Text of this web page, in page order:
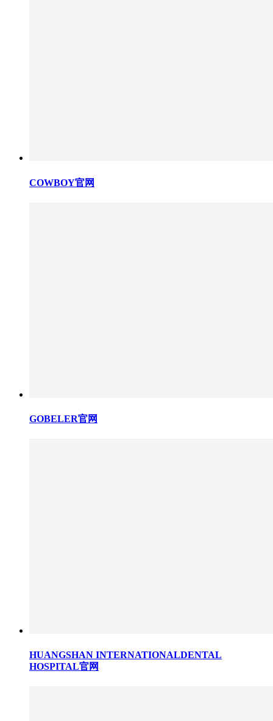
COWBOY官网
GOBELER官网
HUANGSHAN INTERNATIONALDENTAL
HOSPITAL官网